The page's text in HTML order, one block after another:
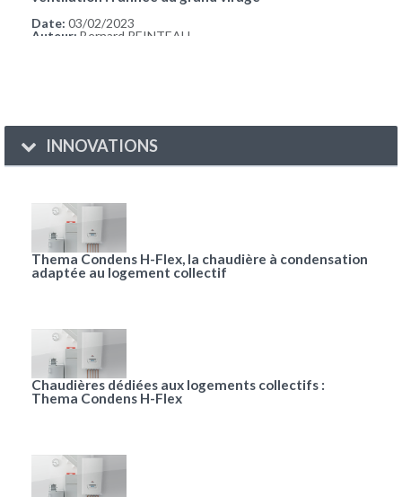
Date: 03/02/2023
Auteur: Bernard REINTEAU
INNOVATIONS
Thema Condens H-Flex, la chaudière à condensation
adaptée au logement collectif
Chaudières dédiées aux logements collectifs :
Thema Condens H-Flex